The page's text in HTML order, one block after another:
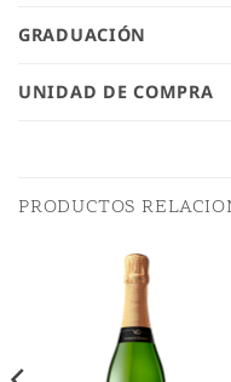
GRADUACIÓN
UNIDAD DE COMPRA
PRODUCTOS